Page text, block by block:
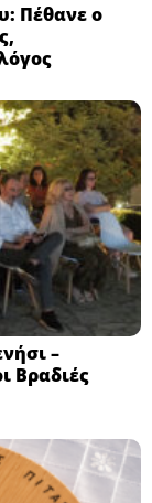
Πέθανε ο
–
Βραδιές